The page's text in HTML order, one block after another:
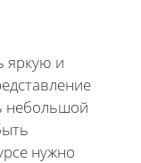
яркую и
небольшой
нужно